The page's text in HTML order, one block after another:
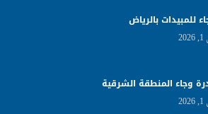
للمبيدات بالرياض
وجاء المنطقة الشرقية